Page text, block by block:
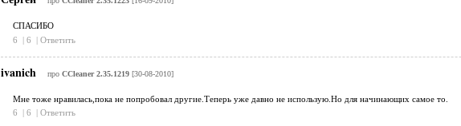
СПАСИБО
6
| 6 | Ответить
ivanich про CCleaner 2.35.1219[30-08-2010]
Мне тоже нравилась,пока не попробовал другие.Теперь уже давно не использую.Но для начинающих самое то.
6
| 6 | Ответить